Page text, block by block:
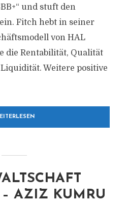
und stuft den
Fitch hebt in seiner
von HAL
die Rentabilität, Qualität
Weitere positive
AZIZ KUMRU